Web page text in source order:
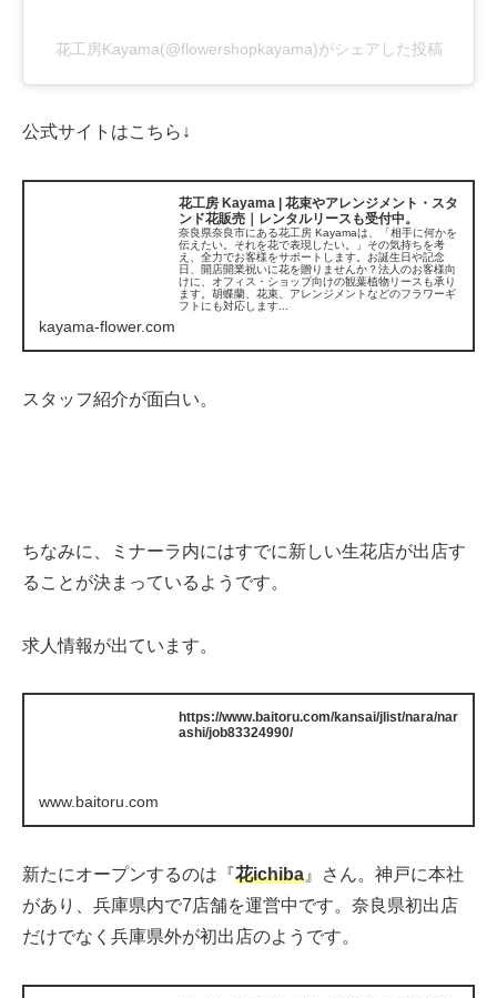
花工房Kayama(@flowershopkayama)がシェアした投稿
公式サイトはこちら↓
花工房 Kayama | 花束やアレンジメント・スタ
ンド花販売｜レンタルリースも受付中。
奈良県奈良市にある花工房 Kayamaは、「相手に何かを
伝えたい。それを花で表現したい。」その気持ちを考
え、全力でお客様をサポートします。お誕生日や記念
日、開店開業祝いに花を贈りませんか？法人のお客様向
けに、オフィス・ショップ向けの観葉植物リースも承り
ます。胡蝶蘭、花束、アレンジメントなどのフラワーギ
フトにも対応します...
kayama-flower.com
スタッフ紹介が面白い。
ちなみに、ミナーラ内にはすでに新しい生花店が出店す
ることが決まっているようです。
求人情報が出ています。
https://www.baitoru.com/kansai/jlist/nara/nar
ashi/job83324990/
www.baitoru.com
新たにオープンするのは『花ichiba 』さん。神戸に本社
があり、兵庫県内で7店舗を運営中です。奈良県初出店
だけでなく兵庫県外が初出店のようです。